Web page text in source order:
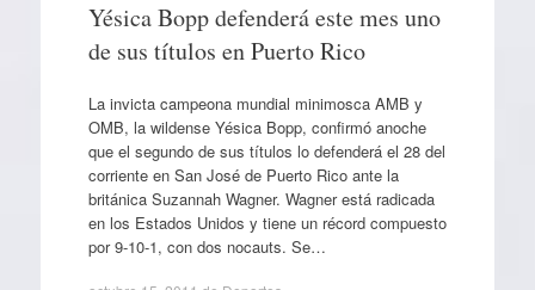
Yésica Bopp defenderá este mes uno
de sus títulos en Puerto Rico
La invicta campeona mundial minimosca AMB y
OMB, la wildense Yésica Bopp, confirmó anoche
que el segundo de sus títulos lo defenderá el 28 del
corriente en San José de Puerto Rico ante la
británica Suzannah Wagner. Wagner está radicada
en los Estados Unidos y tiene un récord compuesto
por 9-10-1, con dos nocauts. Se…